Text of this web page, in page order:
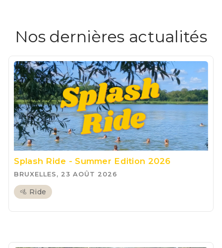
Nos dernières actualités
Splash Ride - Summer Edition 2026
BRUXELLES, 23 AOÛT 2026
🚵 Ride